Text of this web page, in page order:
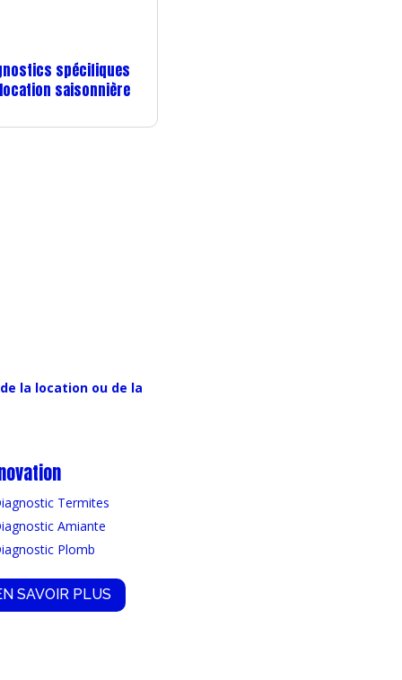
spécifiques
saisonnière
la location ou de la
Termites
Amiante
Plomb
SAVOIR PLUS